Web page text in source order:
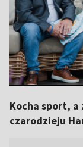
Kocha sport, a
czarodzieju